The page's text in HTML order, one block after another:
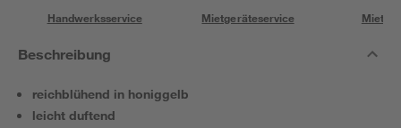
Handwerksservice Mietgeräteservice
Beschreibung
reichblühend in honiggelb
leicht duftend